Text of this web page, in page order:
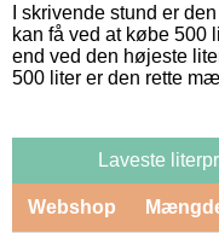
I skrivende stund er
kan få ved at købe 500
end ved den højeste
500 liter er den rette
Laveste
Webshop